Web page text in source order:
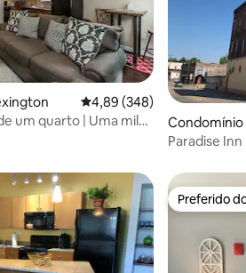
5, 259 avaliações
4,89 de uma avaliação
4,89 (348)
um quarto | Uma milha
Condomínio
Paradise
Preferido
Preferido